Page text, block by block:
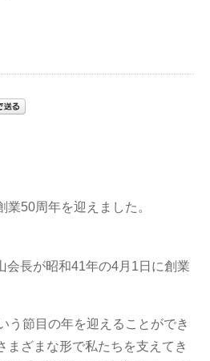
50周年を迎えました。
会長が昭和41年の4月1日に創業
う節目の年を迎えることができ
まざまな形で私たちを支えてき